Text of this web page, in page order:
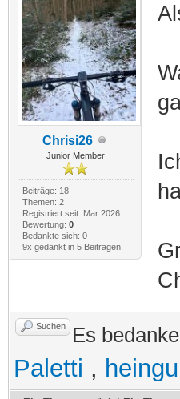
Chrisi26
Junior Member
Beiträge: 18
Themen: 2
Registriert seit: Mar 2026
Bewertung: 0
Bedankte sich: 0
9x gedankt in 5 Beiträgen
Suchen Es
Paletti ,